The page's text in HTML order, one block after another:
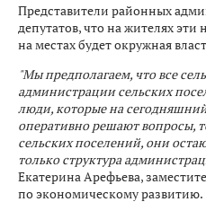
Представители районных
депутатов, что на жителях эти
на местах будет окружная
"Мы предполагаем, что все
администрации сельских
люди, которые на
оперативно решают вопросы,
сельских поселений, они
только структура
Екатерина Арефьева,
по экономическому развитию.